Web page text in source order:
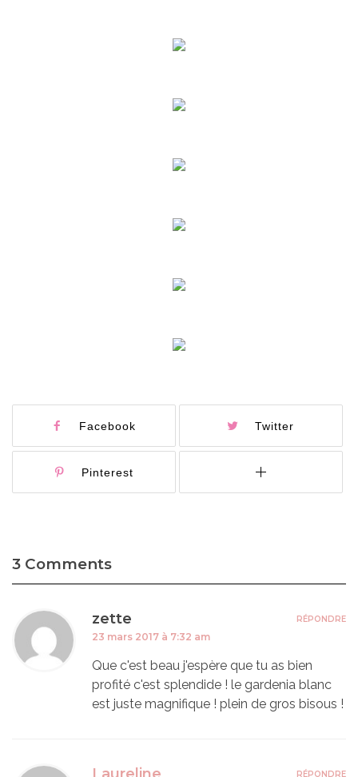
Facebook Twitter
Pinterest
3 Comments
zette
23 mars 2017 à 7:32 am
Que c'est beau j'espère que tu as bien
profité c'est splendide ! le gardenia blanc
est juste magnifique ! plein de gros bisous !
RÉPONDRE
RÉPONDRE